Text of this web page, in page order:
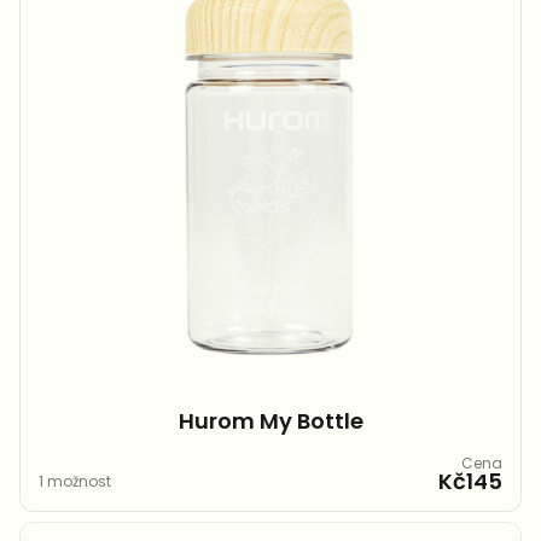
Hurom My Bottle​
1 možnost
Cena
Kč145